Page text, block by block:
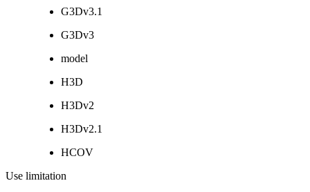
G3Dv3.1
G3Dv3
model
H3D
H3Dv2
H3Dv2.1
HCOV
Use limitation